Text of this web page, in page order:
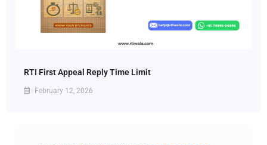
RTI First Appeal Reply Time Limit
February 12, 2026